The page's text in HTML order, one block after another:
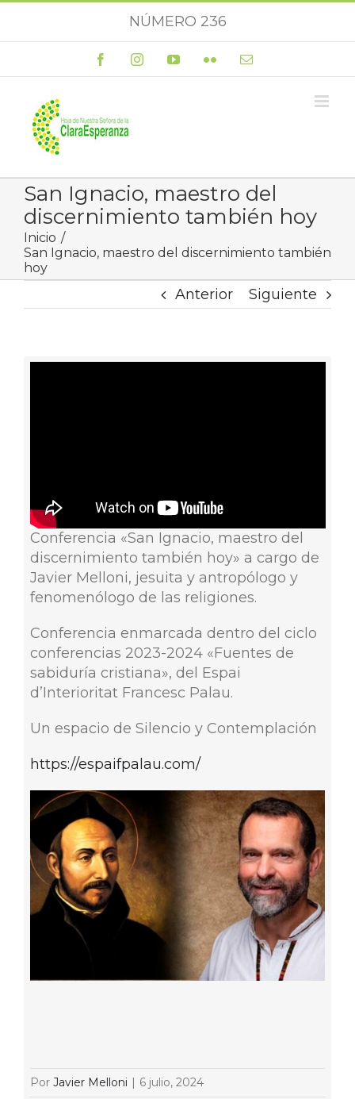
NÚMERO 236
FacebookInstagramYouTubeFlickr Correo
San Ignacio, maestro del
discernimiento también hoy
Inicio
San Ignacio, maestro del discernimiento también
hoy
Anterior Siguiente
Conferencia «San Ignacio, maestro del
discernimiento también hoy» a cargo de
Javier Melloni, jesuita y antropólogo y
fenomenólogo de las religiones.
Conferencia enmarcada dentro del ciclo
conferencias 2023-2024 «Fuentes de
sabiduría cristiana», del Espai
d’Interioritat Francesc Palau.
Un espacio de Silencio y Contemplación
https://espaifpalau.com/
Por Javier Melloni | 6 julio, 2024